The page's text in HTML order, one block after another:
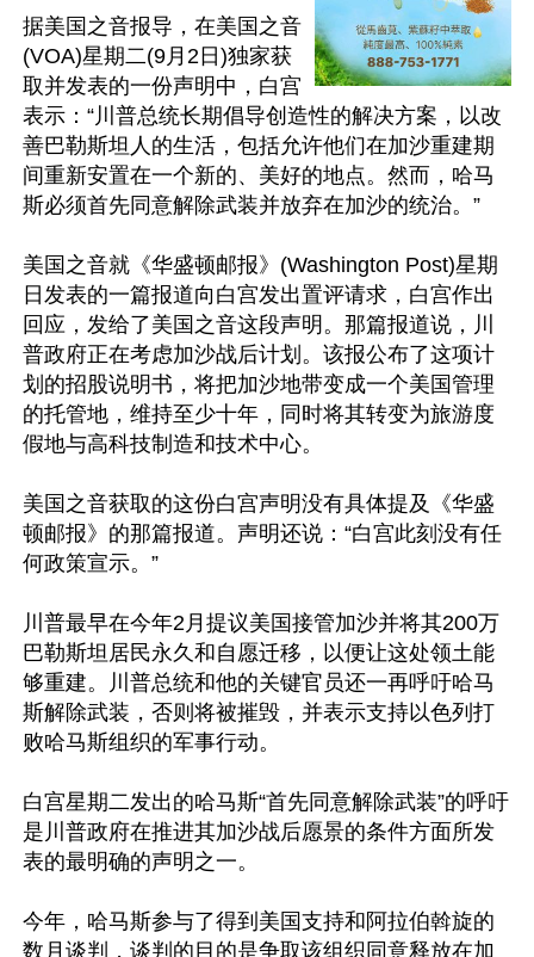
据美国之音报导，在美国之音
(VOA)星期二(9月2日)独家获
取并发表的一份声明中，白宫
表示：“川普总统长期倡导创造性的解决方案，以改
善巴勒斯坦人的生活，包括允许他们在加沙重建期
间重新安置在一个新的、美好的地点。然而，哈马
斯必须首先同意解除武装并放弃在加沙的统治。”
美国之音就《华盛顿邮报》(Washington Post)星期
日发表的一篇报道向白宫发出置评请求，白宫作出
回应，发给了美国之音这段声明。那篇报道说，川
普政府正在考虑加沙战后计划。该报公布了这项计
划的招股说明书，将把加沙地带变成一个美国管理
的托管地，维持至少十年，同时将其转变为旅游度
假地与高科技制造和技术中心。
美国之音获取的这份白宫声明没有具体提及《华盛
顿邮报》的那篇报道。声明还说：“白宫此刻没有任
何政策宣示。”
川普最早在今年2月提议美国接管加沙并将其200万
巴勒斯坦居民永久和自愿迁移，以便让这处领土能
够重建。川普总统和他的关键官员还一再呼吁哈马
斯解除武装，否则将被摧毁，并表示支持以色列打
败哈马斯组织的军事行动。
白宫星期二发出的哈马斯“首先同意解除武装”的呼吁
是川普政府在推进其加沙战后愿景的条件方面所发
表的最明确的声明之一。
今年，哈马斯参与了得到美国支持和阿拉伯斡旋的
数月谈判，谈判的目的是争取该组织同意释放在加